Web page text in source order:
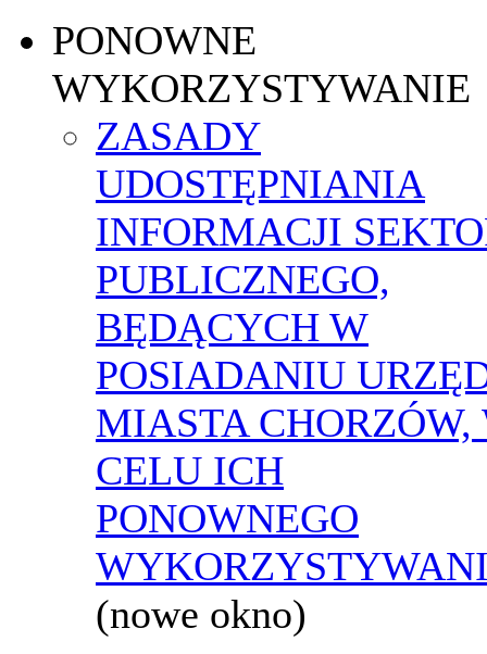
PONOWNE
WYKORZYSTYWANIE
ZASADY
UDOSTĘPNIANIA
INFORMACJI
PUBLICZNEGO,
BĘDĄCYCH W
POSIADANIU
MIASTA CHORZÓW,
CELU ICH
PONOWNEGO
(nowe okno)